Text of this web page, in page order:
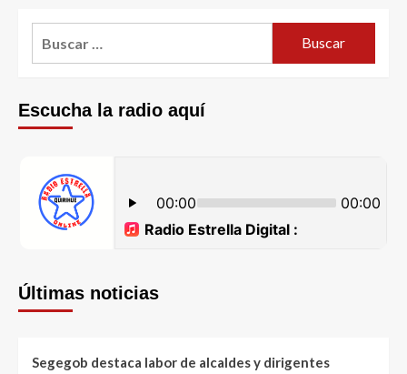
Escucha la radio aquí
Últimas noticias
Segegob destaca labor de alcaldes y dirigentes